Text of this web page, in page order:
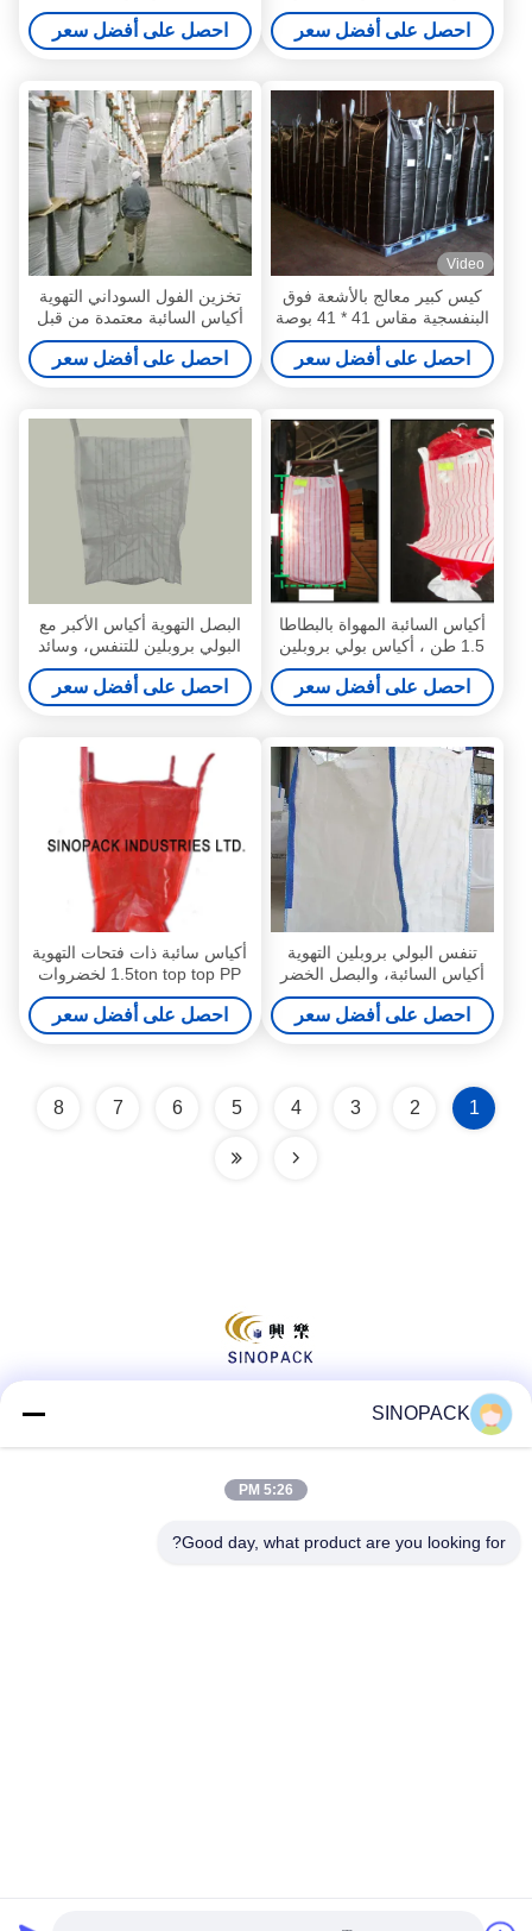
البنفسجية، بحجم مخصص، لحمل
المواد السائبة
احصل على أفضل سعر
للحقائب الكبيرة
احصل على أفضل سعر
Video
كيس كبير معالج بالأشعة فوق
البنفسجية مقاس 41 * 41 بوصة
مقاوم للرطوبة من FIBC Super
Sack U على شكل لوحة
احصل على أفضل سعر
تخزين الفول السوداني التهوية
أكياس السائبة معتمدة من قبل
مجلس الفول السوداني
الأمريكي
احصل على أفضل سعر
أكياس السائبة المهواة بالبطاطا
1.5 طن ، أكياس بولي بروبلين
ذات حشوة للتنفس PP
احصل على أفضل سعر
البصل التهوية أكياس الأكبر مع
البولي بروبلين للتنفس، وسائد
جمبو
احصل على أفضل سعر
تنفس البولي بروبلين التهوية
أكياس السائبة، والبصل الخضر
كيس للطن
احصل على أفضل سعر
أكياس سائبة ذات فتحات التهوية
1.5ton top top PP لخضروات
بطاطا البصل والثوم
احصل على أفضل سعر
1
2
3
4
5
6
7
8
الاتصال السريع
SINOPACK
5:26 PM
Good day, what product are you looking for?